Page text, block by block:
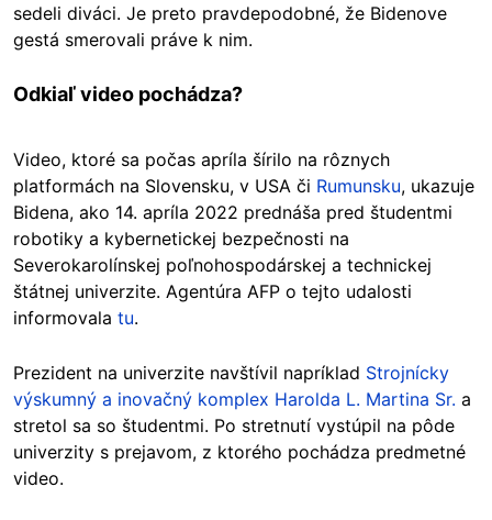
sedeli diváci. Je preto pravdepodobné, že Bidenove
gestá smerovali práve k nim.
Odkiaľ video pochádza?
Video, ktoré sa počas apríla šírilo na rôznych
platformách na Slovensku, v USA či Rumunsku, ukazuje
Bidena, ako 14. apríla 2022 prednáša pred študentmi
robotiky a kybernetickej bezpečnosti na
Severokarolínskej poľnohospodárskej a technickej
štátnej univerzite. Agentúra AFP o tejto udalosti
informovala tu.
Prezident na univerzite navštívil napríklad Strojnícky
výskumný a inovačný komplex Harolda L. Martina Sr. a
stretol sa so študentmi. Po stretnutí vystúpil na pôde
univerzity s prejavom, z ktorého pochádza predmetné
video.